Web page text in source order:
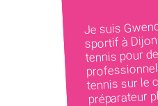
Je suis
sportif à
tennis pour
tennis sur le
préparateur